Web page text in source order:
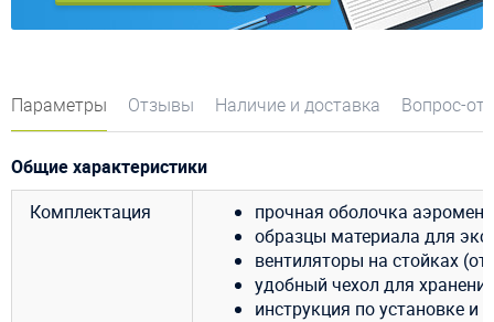
Параметры Отзывы Наличие и доставка Вопрос-
Общие характеристики
Комплектация
прочная оболочка
образцы материала для
вентиляторы на стойках
удобный чехол для
инструкция по установке и